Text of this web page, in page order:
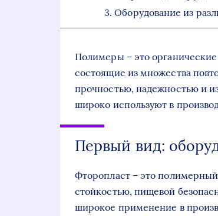
Оборудование из
Полимеры – это
состоящие из множества
прочностью, надежностью и
широко используют в
Первый вид:
Фторопласт – это
стойкостью, пищевой
широкое применение в